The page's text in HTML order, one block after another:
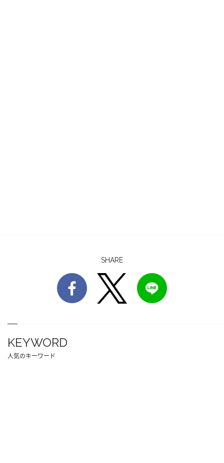
SHARE
KEYWORD
人気のキーワード